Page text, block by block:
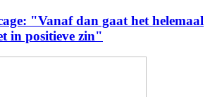
"Vanaf dan gaat het helemaal
in positieve zin"